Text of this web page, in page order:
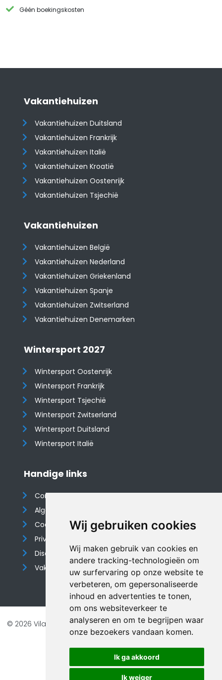
Wij gebruiken cookies
Wij maken gebruik van cookies en
andere tracking-technologieën om
uw surfervaring op onze website te
verbeteren, om gepersonaliseerde
inhoud en advertenties te tonen,
om ons websiteverkeer te
analyseren en om te begrijpen waar
onze bezoekers vandaan komen.
Ik ga akkoord
Ik weiger
Géén boekingskosten
Vakantiehuizen
Vakantiehuizen Duitsland
Vakantiehuizen Frankrijk
Vakantiehuizen Italië
Vakantiehuizen Kroatië
​​​​​​​Vakantiehuizen Oostenrijk
Vakantiehuizen Tsjechië
Vakantiehuizen
Vakantiehuizen België
Vakantiehuizen Nederland
Vakantiehuizen Griekenland
Vakantiehuizen Spanje
​​​​​​​Vakantiehuizen Zwitserland
Vakantiehuizen Denemarken
Wintersport 2027
Wintersport Oostenrijk
Wintersport Frankrijk
Wintersport Tsjechië
Wintersport Zwitserland
Wintersport Duitsland
Wintersport Italië
Handige links
Contact
Algemene voorwaarden
Cookieverklaring
Privacyverklaring
Disclaimer
Vakantiehuis website
© 2026 Vilando Vakantiehuizen |Website door FalcoTravel
Veilig online betalen met